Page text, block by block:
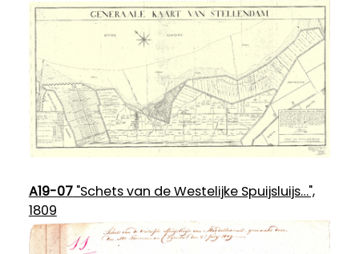
A19-07"Schets van de Westelijke Spuijsluijs…",
1809